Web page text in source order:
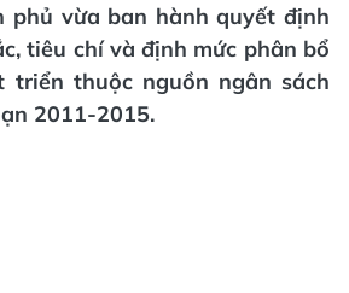
phủ vừa ban hành quyết định
tiêu chí và định mức phân bổ
triển thuộc nguồn ngân sách
2011-2015.